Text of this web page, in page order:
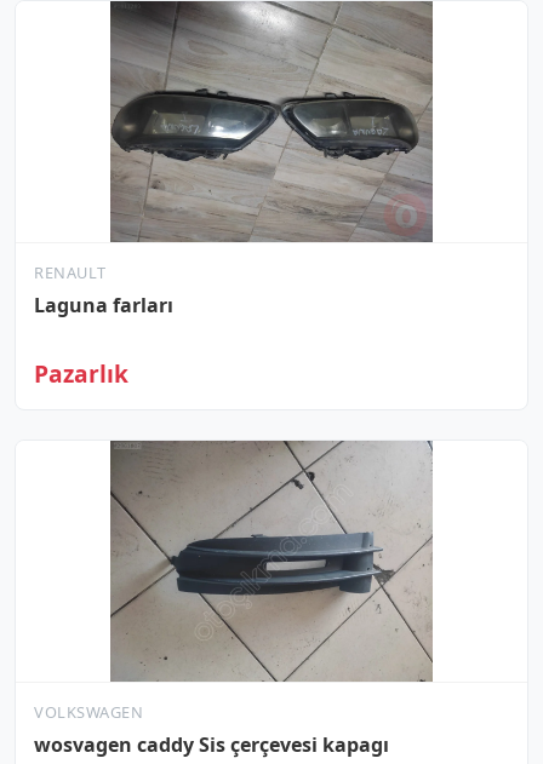
RENAULT
Laguna farları
Pazarlık
VOLKSWAGEN
wosvagen caddy Sis çerçevesi kapagı